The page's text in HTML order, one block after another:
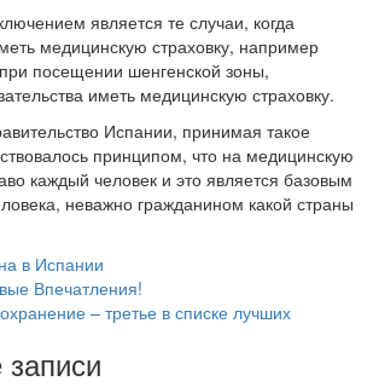
является те случаи, когда
медицинскую страховку, например
посещении шенгенской зоны,
иметь медицинскую страховку.
Испании, принимая такое
принципом, что на медицинскую
каждый человек и это является базовым
неважно гражданином какой страны
в Испании
Впечатления!
– третье в списке лучших